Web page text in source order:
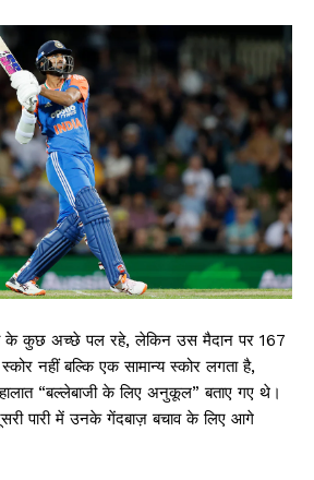
के कुछ अच्छे पल रहे, लेकिन उस मैदान पर 167
नहीं बल्कि एक सामान्य स्कोर लगता है,
“बल्लेबाजी के लिए अनुकूल” बताए गए थे।
पारी में उनके गेंदबाज़ बचाव के लिए आगे